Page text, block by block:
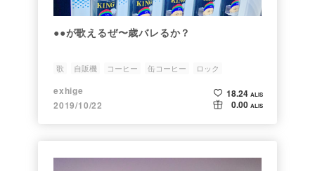
●●が歌えるぜ〜歳バレるか？
歌 自販機 コーヒー 缶コーヒー ロック
exhige
2019/10/22
18.24 ALIS
0.00 ALIS